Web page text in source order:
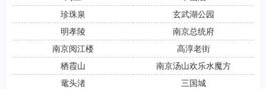
珍珠泉
玄武湖公园
明孝陵
南京总统府
南京阅江楼
高淳老街
栖霞山
南京汤山欢乐水魔方
鼋头渚
三国城